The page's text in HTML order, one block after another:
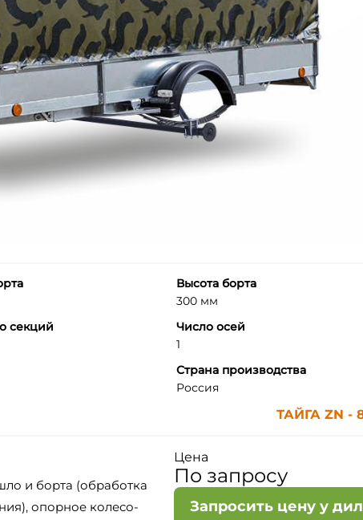
Высота борта
300 мм
секций
Число осей
1
Страна производства
Россия
ТАЙГА ZN -
и борта (обработка
опорное колесо-
Цена
По запросу
Запросить цену у